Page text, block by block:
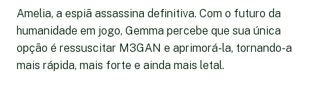
Amelia, a espiã assassina definitiva. Com o futuro da
humanidade em jogo, Gemma percebe que sua única
opção é ressuscitar M3GAN e aprimorá-la, tornando-a
mais rápida, mais forte e ainda mais letal.